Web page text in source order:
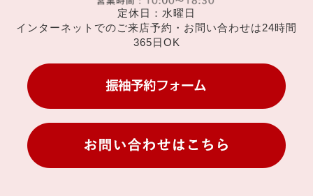
定休日：水曜日
インターネットでのご来店予約・お問い合わせは24時間
365日OK